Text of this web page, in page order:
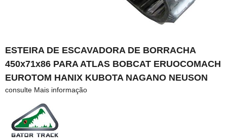
ESTEIRA DE ESCAVADORA DE BORRACHA
450x71x86 PARA ATLAS BOBCAT ERUOCOMACH
EUROTOM HANIX KUBOTA NAGANO NEUSON
consulte Mais informação